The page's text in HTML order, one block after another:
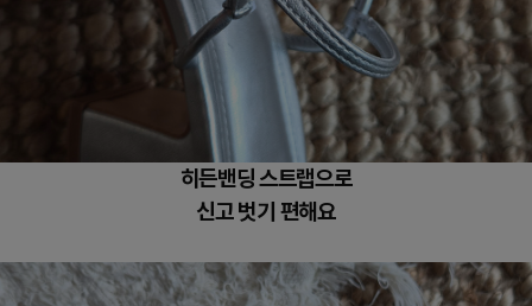
히든밴딩 스트랩으로
신고 벗기 편해요